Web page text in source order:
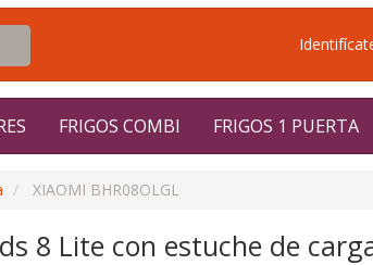
FRIGOS COMBI FRIGOS 1 PUERTA
XIAOMI BHR08OLGL
8 Lite con estuche de